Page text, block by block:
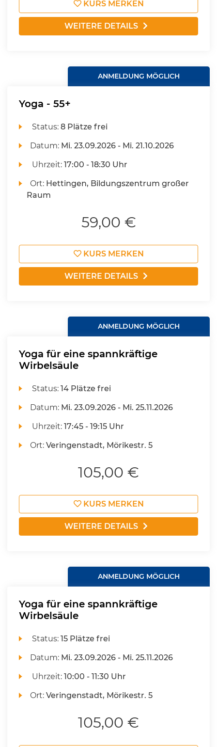
KURS MERKEN
WEITERE DETAILS
ANMELDUNG MÖGLICH
Yoga - 55+
Status:8 Plätze frei
Datum: Mi. 23.09.2026 - Mi. 21.10.2026
Uhrzeit:17:00 - 18:30 Uhr
Ort: Hettingen, Bildungszentrum großer
Raum
59,00 €
KURS MERKEN
WEITERE DETAILS
ANMELDUNG MÖGLICH
Yoga für eine spannkräftige
Wirbelsäule
Status:14 Plätze frei
Datum: Mi. 23.09.2026 - Mi. 25.11.2026
Uhrzeit:17:45 - 19:15 Uhr
Ort:Veringenstadt, Mörikestr. 5
105,00 €
KURS MERKEN
WEITERE DETAILS
ANMELDUNG MÖGLICH
Yoga für eine spannkräftige
Wirbelsäule
Status:15 Plätze frei
Datum: Mi. 23.09.2026 - Mi. 25.11.2026
Uhrzeit:10:00 - 11:30 Uhr
Ort:Veringenstadt, Mörikestr. 5
105,00 €